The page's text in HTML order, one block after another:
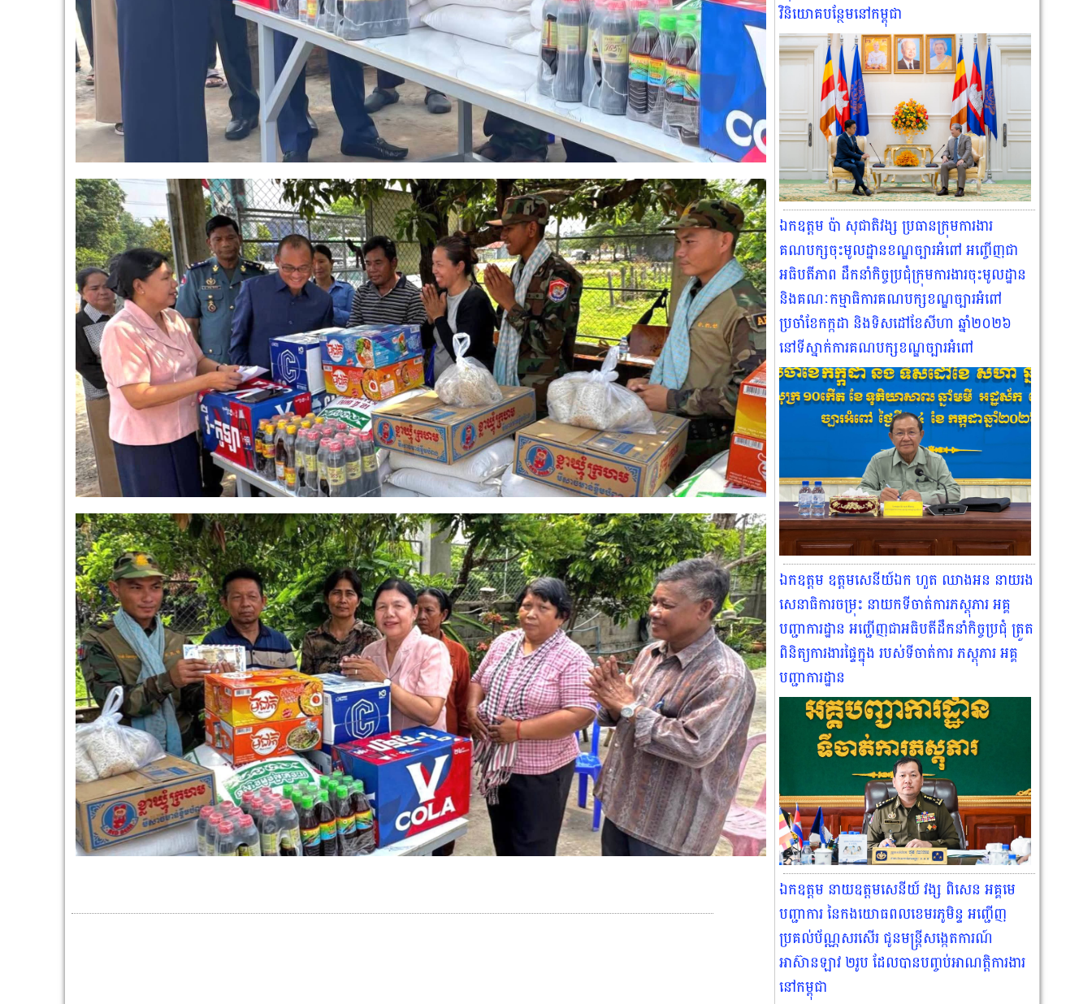
វិនិយោគបន្ថែមនៅកម្ពុជា
ឯកឧត្តម ប៉ា សុជាតិវង្ស ប្រធានក្រុមការងារ
គណបក្សចុះមូលដ្នានខណ្ឌច្បារអំពៅ អញ្ចើញជា
អធិបតីភាព ដឹកនាំកិច្ចប្រជុំក្រុមការងារចុះមូលដ្ឋាន
និងគណៈកម្មាធិការគណបក្សខណ្ឌច្បារអំពៅ
ប្រចាំខែកក្កដា និងទិសដៅខែសីហា ឆ្នាំ២០២៦
នៅទីស្នាក់ការគណបក្សខណ្ឌច្បារអំពៅ
ឯកឧត្តម ឧត្ដមសេនីយ៍ឯក ហួត ឈាងអន នាយរង
សេនាធិការចម្រុះ នាយកទីចាត់ការភស្តុភារ អគ្គ
បញ្ជាការដ្ឋាន អញ្ជើញជាអធិបតីដឹកនាំកិច្ចប្រជុំ ត្រួត
ពិនិត្យការងារផ្ទៃក្នុង របស់ទីចាត់ការ ភស្តុភារ អគ្គ
បញ្ជាការដ្ឋាន
ឯកឧត្តម នាយឧត្តមសេនីយ៍ វង្ស ពិសេន អគ្គមេ
បញ្ជាការ នៃកងយោធពលខេមរភូមិន្ទ អញ្ជើញ
ប្រគល់ប័ណ្ណសរសើរ ជូនមន្ត្រីសង្កេតការណ៍
អាស៊ានឡាវ ២រូប ដែលបានបញ្ចប់អាណត្តិការងារ
នៅកម្ពុជា